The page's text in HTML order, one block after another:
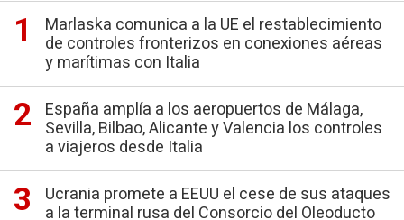
Marlaska comunica a la UE el restablecimiento
de controles fronterizos en conexiones aéreas
y marítimas con Italia
España amplía a los aeropuertos de Málaga,
Sevilla, Bilbao, Alicante y Valencia los controles
a viajeros desde Italia
Ucrania promete a EEUU el cese de sus ataques
a la terminal rusa del Consorcio del Oleoducto